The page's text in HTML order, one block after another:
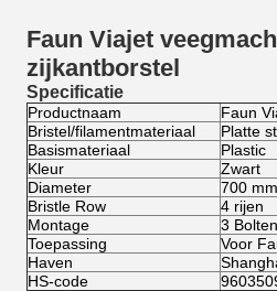
Faun Viajet
zijkantborstel
Specificatie
Productnaam
Faun
Bristel/filamentmateriaal
Platte
Basismateriaal
Plastic
Kleur
Zwart
Diameter
700
Bristle Row
4 rijen
Montage
3 Bolten
Toepassing
Voor
Haven
HS-code